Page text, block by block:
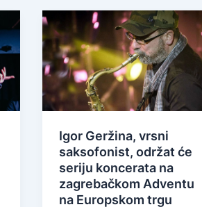
Igor Geržina, vrsni
saksofonist, održat će
seriju koncerata na
zagrebačkom Adventu
na Europskom trgu